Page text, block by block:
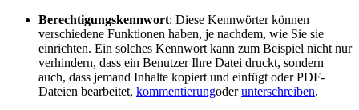
Berechtigungskennwort: Diese Kennwörter können
verschiedene Funktionen haben, je nachdem, wie Sie sie
einrichten. Ein solches Kennwort kann zum Beispiel nicht nur
verhindern, dass ein Benutzer Ihre Datei druckt, sondern
auch, dass jemand Inhalte kopiert und einfügt oder PDF-
Dateien bearbeitet, kommentierungoderunterschreiben.